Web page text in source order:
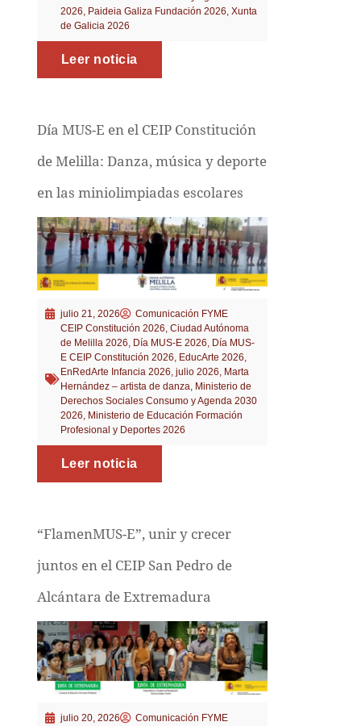
2026, Paideia Galiza Fundación 2026, Xunta
de Galicia 2026
Leer noticia
Día MUS-E en el CEIP Constitución
de Melilla: Danza, música y deporte
en las miniolimpiadas escolares
julio 21, 2026
Comunicación FYME
CEIP Constitución 2026, Ciudad Autónoma
de Melilla 2026, Día MUS-E 2026, Día MUS-
E CEIP Constitución 2026, EducArte 2026,
EnRedArte Infancia 2026, julio 2026, Marta
Hernández – artista de danza, Ministerio de
Derechos Sociales Consumo y Agenda 2030
2026, Ministerio de Educación Formación
Profesional y Deportes 2026
Leer noticia
“FlamenMUS-E”, unir y crecer
juntos en el CEIP San Pedro de
Alcántara de Extremadura
julio 20, 2026
Comunicación FYME